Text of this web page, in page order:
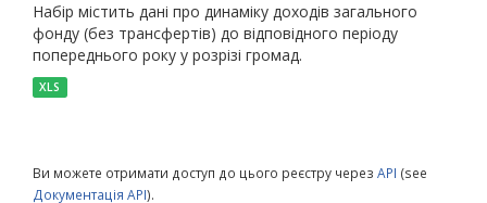
Набір містить дані про динаміку доходів загального
фонду (без трансфертів) до відповідного періоду
попереднього року у розрізі громад.
XLS
Ви можете отримати доступ до цього реєстру через API (see
Документація API).